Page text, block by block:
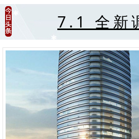
7.1 全新